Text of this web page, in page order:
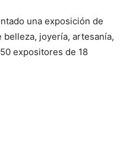
una exposición de
joyería, artesanía,
expositores de 18